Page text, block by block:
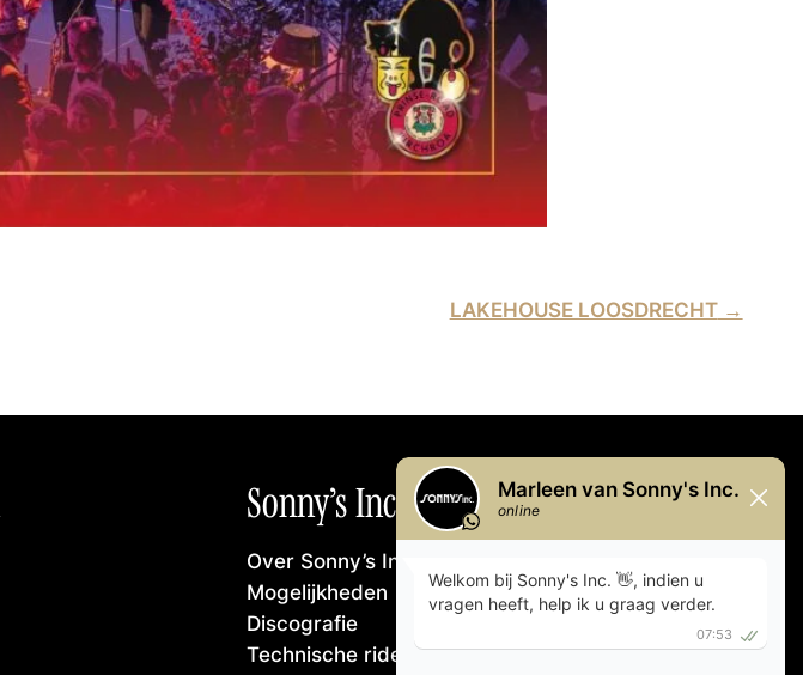
LAKEHOUSE LOOSDRECHT→
Sonny’s Inc.
Over Sonny’s Inc.
Mogelijkheden
Discografie
Technische rider